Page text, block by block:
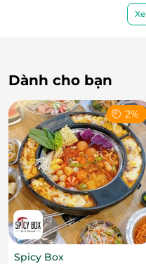
Dành cho bạn
2%
Spicy Box